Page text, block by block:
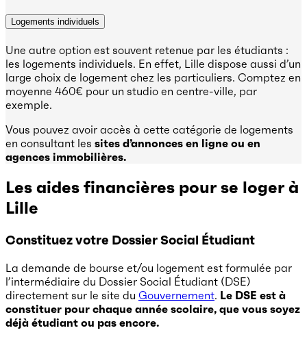
Logements individuels
Une autre option est souvent retenue par les étudiants :
les logements individuels. En effet, Lille dispose aussi d’un
large choix de logement chez les particuliers. Comptez en
moyenne 460€ pour un studio en centre-ville, par
exemple.
Vous pouvez avoir accès à cette catégorie de logements
en consultant les sites d’annonces en ligne ou en
agences immobilières.
Les aides financières pour se loger à
Lille
Constituez votre Dossier Social Étudiant
La demande de bourse et/ou logement est formulée par
l’intermédiaire du Dossier Social Étudiant (DSE)
directement sur le site du Gouvernement. Le DSE est à
constituer pour chaque année scolaire, que vous soyez
déjà étudiant ou pas encore.